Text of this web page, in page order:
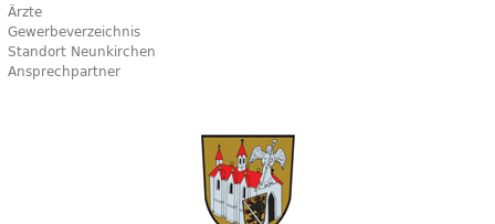
Ärzte
Gewerbeverzeichnis
Standort Neunkirchen
Ansprechpartner